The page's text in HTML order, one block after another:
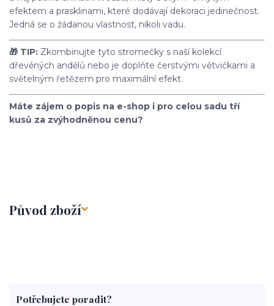
efektem a prasklinami, které dodávají dekoraci jedinečnost.
Jedná se o žádanou vlastnost, nikoli vadu.
🎁 TIP: Zkombinujte tyto stromečky s naší kolekcí
dřevěných andělů nebo je doplňte čerstvými větvičkami a
světelným řetězem pro maximální efekt.
Máte zájem o popis na e-shop i pro celou sadu tří
kusů za zvýhodněnou cenu?
Původ zboží
Potřebujete poradit?